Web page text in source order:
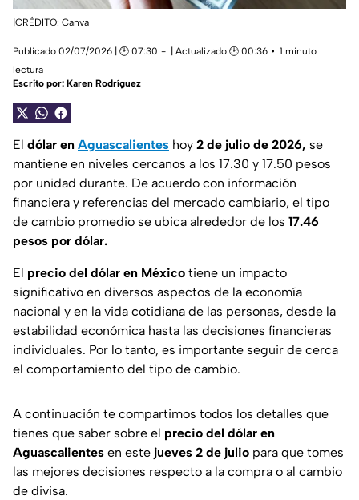
|CRÉDITO: Canva
Publicado 02/07/2026 | 🕑 07:30 | Actualizado 🕑 00:36
1 minuto
lectura
Escrito por: Karen Rodríguez
El dólar en Aguascalientes hoy 2 de julio de 2026, se
mantiene en niveles cercanos a los 17.30 y 17.50 pesos
por unidad durante. De acuerdo con información
financiera y referencias del mercado cambiario, el tipo
de cambio promedio se ubica alrededor de los 17.46
pesos por dólar.
El precio del dólar en México tiene un impacto
significativo en diversos aspectos de la economía
nacional y en la vida cotidiana de las personas, desde la
estabilidad económica hasta las decisiones financieras
individuales. Por lo tanto, es importante seguir de cerca
el comportamiento del tipo de cambio.
A continuación te compartimos todos los detalles que
tienes que saber sobre el precio del dólar en
Aguascalientes en este jueves 2 de julio para que tomes
las mejores decisiones respecto a la compra o al cambio
de divisa.